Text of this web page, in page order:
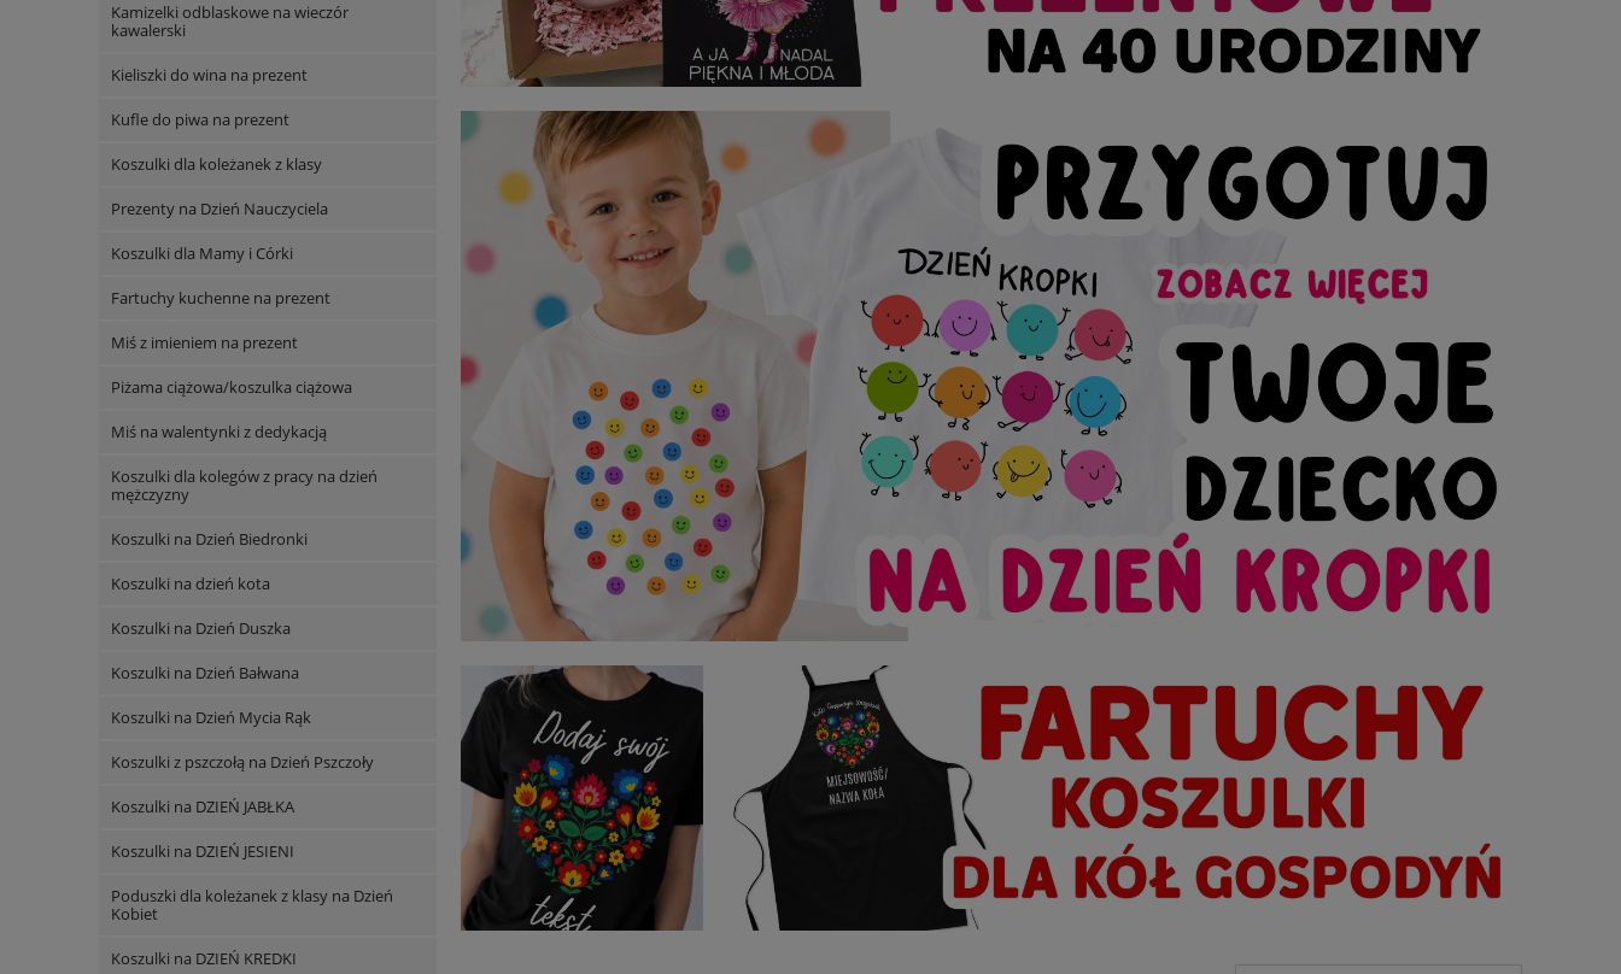
Kamizelki odblaskowe na wieczór
kawalerski
Kieliszki do wina na prezent
Kufle do piwa na prezent
Koszulki dla koleżanek z klasy
Prezenty na Dzień Nauczyciela
Koszulki dla Mamy i Córki
Fartuchy kuchenne na prezent
Miś z imieniem na prezent
Piżama ciążowa/koszulka ciążowa
Miś na walentynki z dedykacją
Koszulki dla kolegów z pracy na dzień
mężczyzny
Koszulki na Dzień Biedronki
Koszulki na dzień kota
Koszulki na Dzień Duszka
Koszulki na Dzień Bałwana
Koszulki na Dzień Mycia Rąk
Koszulki z pszczołą na Dzień Pszczoły
Koszulki na DZIEŃ JABŁKA
Koszulki na DZIEŃ JESIENI
Poduszki dla koleżanek z klasy na Dzień
Kobiet
Koszulki na DZIEŃ KREDKI